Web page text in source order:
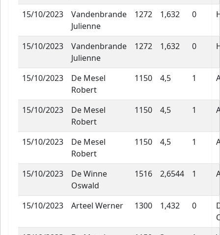
15/10/2023
Vandenbrande
Julienne
1272 1,632 0
15/10/2023
Vandenbrande
Julienne
1272 1,632 0
15/10/2023
De Mesel
Robert
1150 4,5 1
15/10/2023
De Mesel
Robert
1150 4,5 1
15/10/2023
De Mesel
Robert
1150 4,5 1
15/10/2023
De Winne
Oswald
1516 2,6544 1
15/10/2023 Arteel Werner 1300 1,432 0